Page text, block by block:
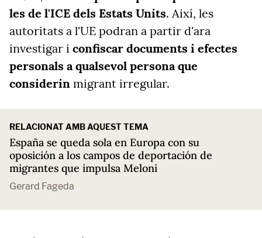
les de l'ICE dels Estats Units. Així, les
autoritats a l'UE podran a partir d'ara
investigar i confiscar documents i efectes
personals a qualsevol persona que
considerin migrant irregular.
RELACIONAT AMB AQUEST TEMA
España se queda sola en Europa con su
oposición a los campos de deportación de
migrantes que impulsa Meloni
Gerard Fageda